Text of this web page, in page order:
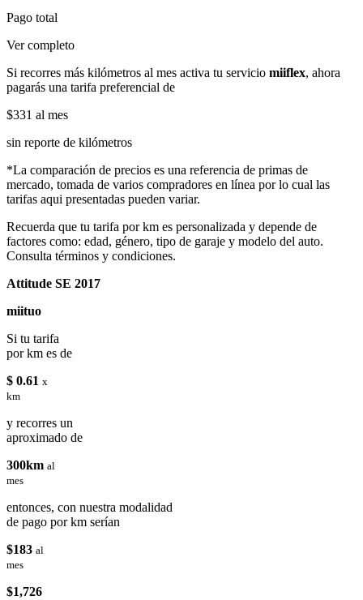
Pago total
Ver completo
Si recorres más kilómetros al mes activa tu servicio miiflex, ahora
pagarás una tarifa preferencial de
$331 al mes
sin reporte de kilómetros
*La comparación de precios es una referencia de primas de
mercado, tomada de varios compradores en línea por lo cual las
tarifas aqui presentadas pueden variar.
Recuerda que tu tarifa por km es personalizada y depende de
factores como: edad, género, tipo de garaje y modelo del auto.
Consulta términos y condiciones.
Attitude SE 2017
miituo
Si tu tarifa
por km es de
$ 0.61 x
km
y recorres un
aproximado de
300km al
mes
entonces, con nuestra modalidad
de pago por km serían
$183 al
mes
$1,726